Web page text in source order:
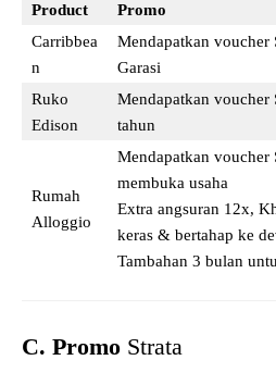
Product
Promo
Carribbea
n
Mendapatkan voucher
Garasi
Ruko
Edison
Mendapatkan voucher
tahun
Rumah
Alloggio
Mendapatkan voucher
membuka usaha
Extra angsuran 12x,
keras & bertahap ke
Tambahan 3 bulan
C. Promo Strata